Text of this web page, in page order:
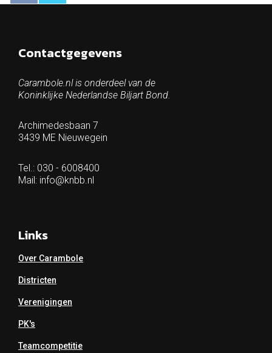
Contactgegevens
Carambole.nl is onderdeel van de
Koninklijke Nederlandse Biljart Bond.
Archimedesbaan 7
3439 ME Nieuwegein
Tel.: 030 - 6008400
Mail: info@knbb.nl
Links
Over Carambole
Districten
Verenigingen
PK's
Teamcompetitie